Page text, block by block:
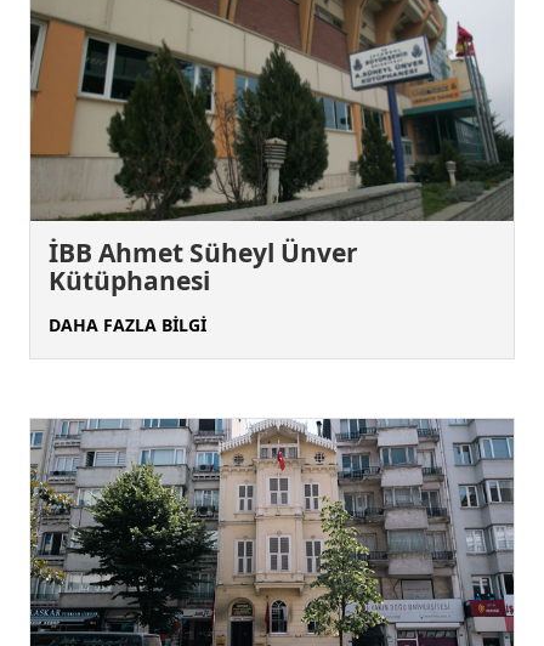
İBB Ahmet Süheyl Ünver
Kütüphanesi
DAHA FAZLA BİLGİ